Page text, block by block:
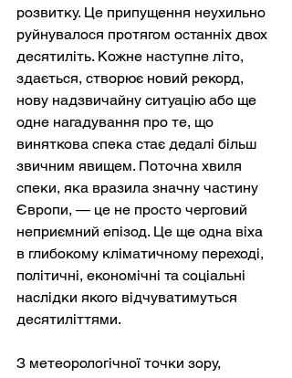
розвитку. Це припущення неухильно
руйнувалося протягом останніх двох
десятиліть. Кожне наступне літо,
здається, створює новий рекорд,
нову надзвичайну ситуацію або ще
одне нагадування про те, що
виняткова спека стає дедалі більш
звичним явищем. Поточна хвиля
спеки, яка вразила значну частину
Європи, — це не просто черговий
неприємний епізод. Це ще одна віха
в глибокому кліматичному переході,
політичні, економічні та соціальні
наслідки якого відчуватимуться
десятиліттями.
З метеорологічної точки зору,